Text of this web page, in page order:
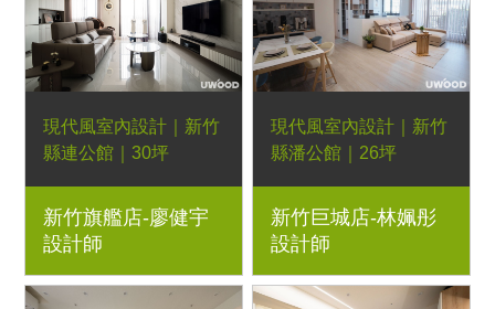
木作隔屏、廚具門板.
現代風室內設計｜新竹
縣連公館｜30坪
3房2廳｜優渥系統櫃、
大板磚
新竹旗艦店-廖健宇
設計師
現代風室內設計｜新竹
縣潘公館｜26坪
4房2廳｜優渥系統櫃、
小蜻蜓床架、經典多功
能邊几、玻璃屏風
新竹巨城店-林姵彤
設計師